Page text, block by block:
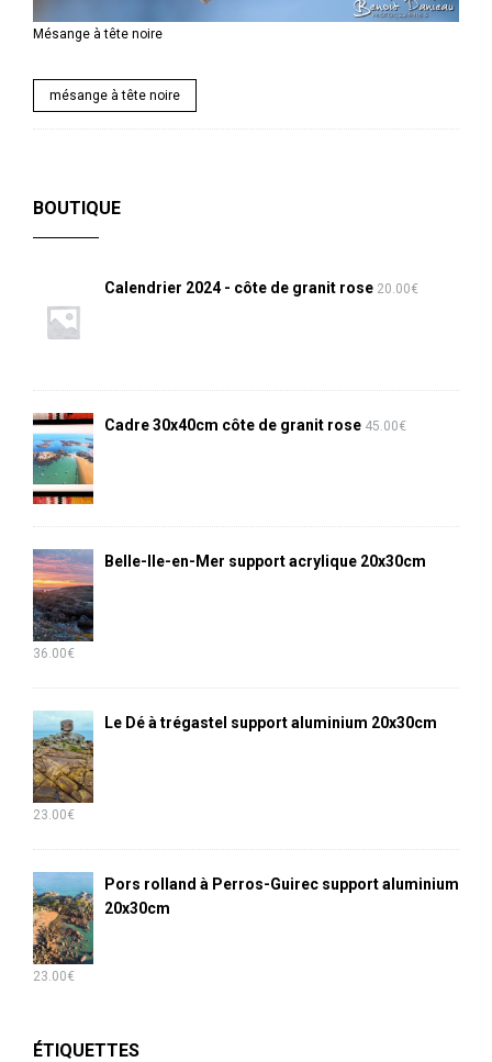
Mésange à tête noire
mésange à tête noire
BOUTIQUE
Calendrier 2024 - côte de granit rose 20.00€
Cadre 30x40cm côte de granit rose 45.00€
Belle-Ile-en-Mer support acrylique 20x30cm
36.00€
Le Dé à trégastel support aluminium 20x30cm
23.00€
Pors rolland à Perros-Guirec support aluminium
20x30cm
23.00€
ÉTIQUETTES